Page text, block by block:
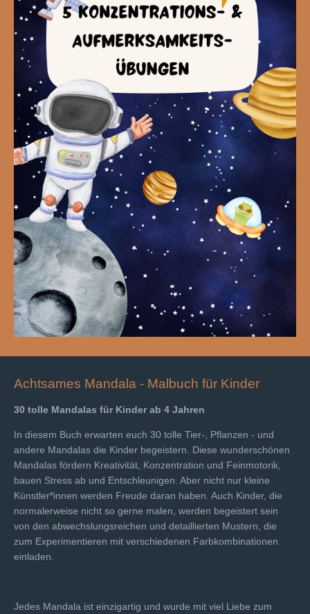
Achtsames Mandala - Malbuch für Kinder
30 tolle Mandalas für Kinder ab 4 Jahren
In diesem Buch erwarten euch 30 tolle Tier-, Pflanzen - und
andere Mandalas die Kinder begeistern. Diese wunderschönen
Mandalas fördern Kreativität, Konzentration und Feinmotorik,
bauen Stress ab und Entschleunigen. Aber nicht nur kleine
Künstler*innen werden Freude daran haben. Auch Kinder, die
normalerweise nicht so gerne malen, werden begeistert sein
von den abwechslungsreichen und detaillierten Mustern, die
zum Experimentieren mit verschiedenen Farbkombinationen
einladen.
Jedes Mandala ist einzigartig und wurde mit viel Liebe zum